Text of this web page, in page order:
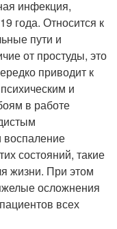
инфекция,
года. Относится к
пути и
от простуды, это
приводит к
и
в работе
состояний, такие
жизни. При этом
осложнения
всех